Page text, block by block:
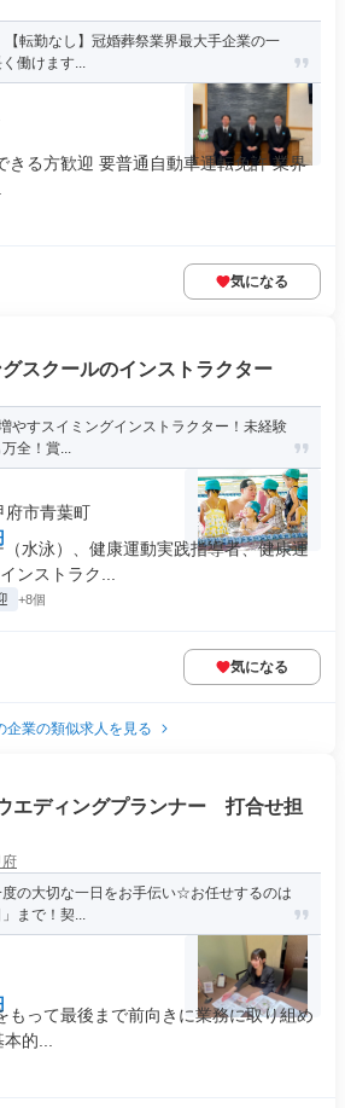
【転勤なし】冠婚葬祭業界最大手企業の一
働けます...
きる方歓迎 要普通自動車運転免許 業界
気になる
スクールのインストラクター
やすスイミングインストラクター！未経験
全！賞...
府市青葉町
水泳）、健康運動実践指導者、健康運
ンストラク...
+8個
気になる
企業の類似求人を見る
エディングプランナー 打合せ担
の大切な一日をお手伝い☆お任せするのは
」まで！契...
もって最後まで前向きに業務に取り組め
的...